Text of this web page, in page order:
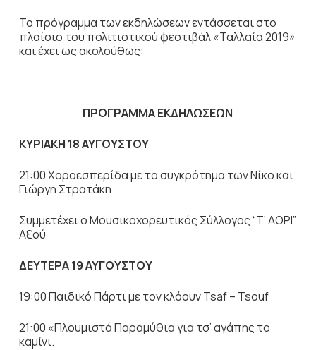
Το πρόγραμμα των εκδηλώσεων εντάσσεται στο
πλαίσιο του πολιτιστικού φεστιβάλ «Ταλλαία 2019»
και έχει ως ακολούθως:
ΠΡΟΓΡΑΜΜΑ ΕΚΔΗΛΩΣΕΩΝ
ΚΥΡΙΑΚΗ 18 ΑΥΓΟΥΣΤΟΥ
21:00 Χοροεσπερίδα με το συγκρότημα των Νίκο και
Γιώργη Στρατάκη
Συμμετέχει ο Μουσικοχορευτικός Σύλλογος “Τ’ ΑΟΡΙ”
Αξού
ΔΕΥΤΕΡΑ 19 ΑΥΓΟΥΣΤΟΥ
19:00 Παιδικό Πάρτι με τον κλόουν Tsaf – Tsouf
21:00 «Πλουμιστά Παραμύθια για τσ’ αγάπης το
καμίνι.